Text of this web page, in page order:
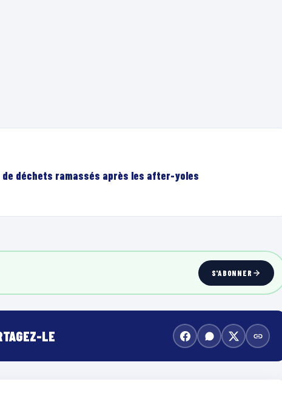
de déchets ramassés après les after-yoles
S'ABONNER
LE